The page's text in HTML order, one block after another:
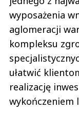
wyposażenia
aglomeracji
kompleksu
ułatwić
realizację
wykończeniem